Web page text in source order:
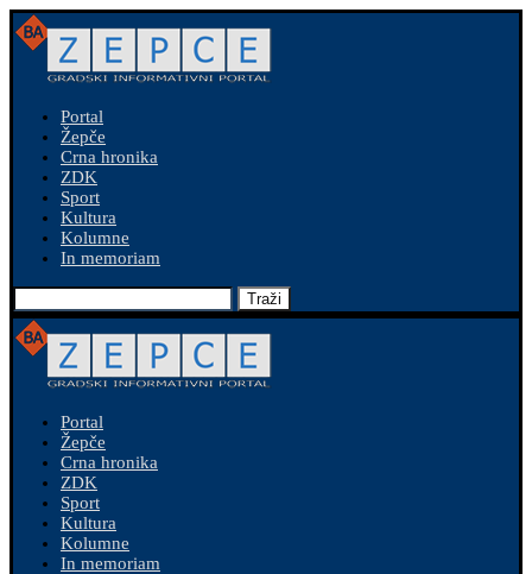
Portal
Žepče
Crna hronika
ZDK
Sport
Kultura
Kolumne
In memoriam
Traži
Portal
Žepče
Crna hronika
ZDK
Sport
Kultura
Kolumne
In memoriam